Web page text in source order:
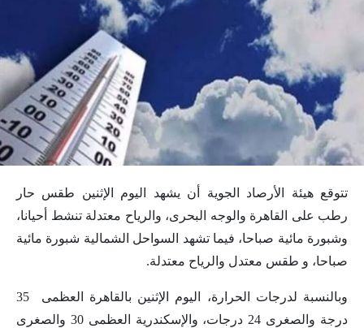
تتوقع هيئة الأرصاد الجوية أن يشهد اليوم الإثنين طقس حار
رطب على القاهرة والوجه البحرى، والرياح معتدلة تنشط أحيانا،
وشبورة مائية صباحا، فيما تشهد السواحل الشمالية شبورة مائية
صباحا، و طقس معتدل والرياح معتدلة.
وبالنسبة لدرجات الحرارة، اليوم الإثنين بالقاهرة العظمى 35
درجة والصغرى 24 درجات، والإسكندرية العظمى 30 والصغرى